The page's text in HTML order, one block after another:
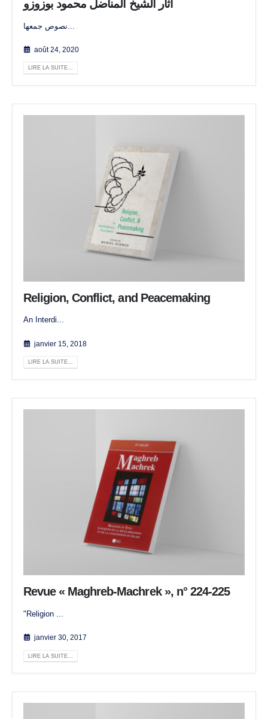
آثار الشيخ المناضل محمود بوزوزو
août 24, 2020
LIRE LA SUITE...
Religion, Conflict, and Peacemaking
An Interdi...
janvier 15, 2018
LIRE LA SUITE...
Revue « Maghreb-Machrek », n° 224-225
"Religion ...
janvier 30, 2017
LIRE LA SUITE...